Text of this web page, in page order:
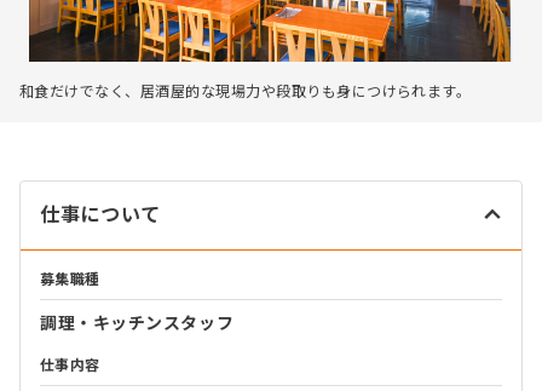
和食だけでなく、居酒屋的な現場力や段取りも身につけられます。
仕事について
募集職種
調理・キッチンスタッフ
仕事内容